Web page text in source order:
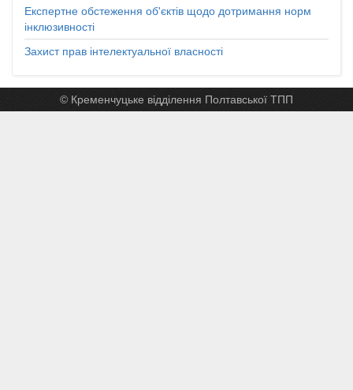
Експертне обстеження об'єктів щодо дотримання норм
інклюзивності
Захист прав інтелектуальної власності
© Кременчуцьке відділення Полтавської ТПП